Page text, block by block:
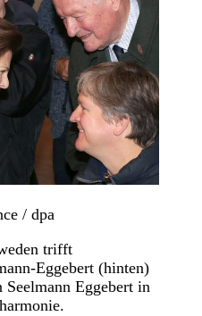
/ dpa
trifft
Eggebert (hinten)
Eggebert in